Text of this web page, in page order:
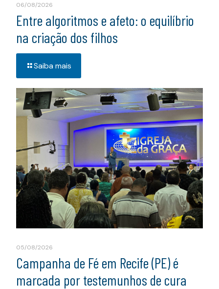
06/08/2026
Entre algoritmos e afeto: o equilíbrio
na criação dos filhos
Saiba mais
05/08/2026
Campanha de Fé em Recife (PE) é
marcada por testemunhos de cura